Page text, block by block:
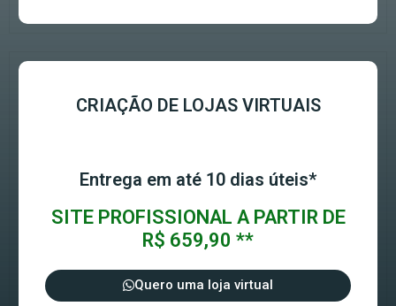
CRIAÇÃO DE LOJAS VIRTUAIS
Entrega em até 10 dias úteis*
SITE PROFISSIONAL A PARTIR DE
R$ 659,90 **
Quero uma loja virtual